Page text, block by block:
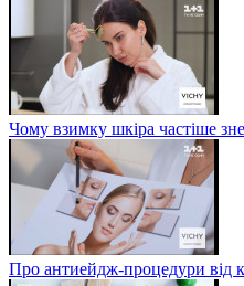
Чому взимку шкіра частіше
Про антиейдж-процедури від